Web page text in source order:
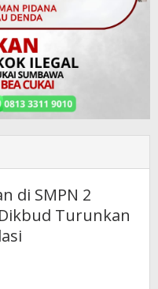
di SMPN 2
Turunkan